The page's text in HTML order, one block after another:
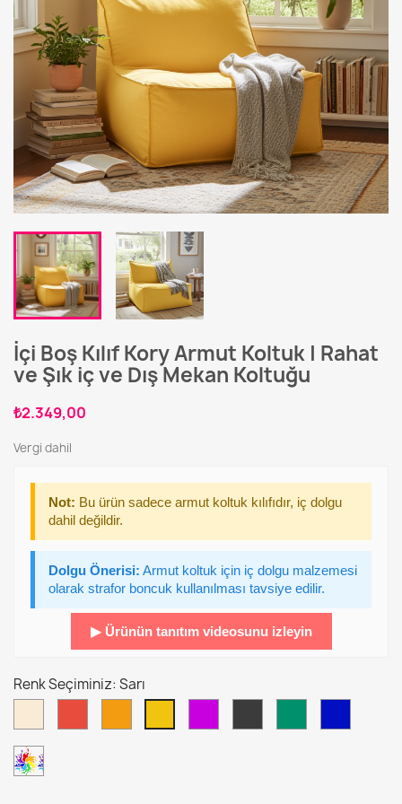
İçi Boş Kılıf Kory Armut Koltuk | Rahat
ve Şık iç ve Dış Mekan Koltuğu
₺2.349,00
Vergi dahil
Not: Bu ürün sadece armut koltuk kılıfıdır, iç dolgu
dahil değildir.
Dolgu Önerisi: Armut koltuk için iç dolgu malzemesi
olarak strafor boncuk kullanılması tavsiye edilir.
▶ Ürünün tanıtım videosunu izleyin
Renk Seçiminiz: Sarı
Beyaz
Yeşili
Mavisi
Tüm
renk